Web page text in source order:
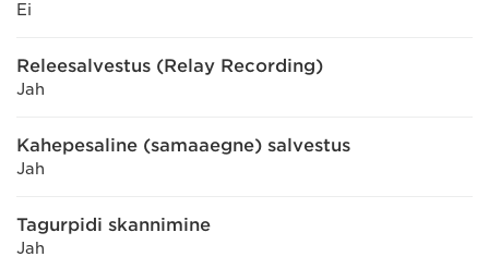
Ei
Releesalvestus (Relay Recording)
Jah
Kahepesaline (samaaegne) salvestus
Jah
Tagurpidi skannimine
Jah